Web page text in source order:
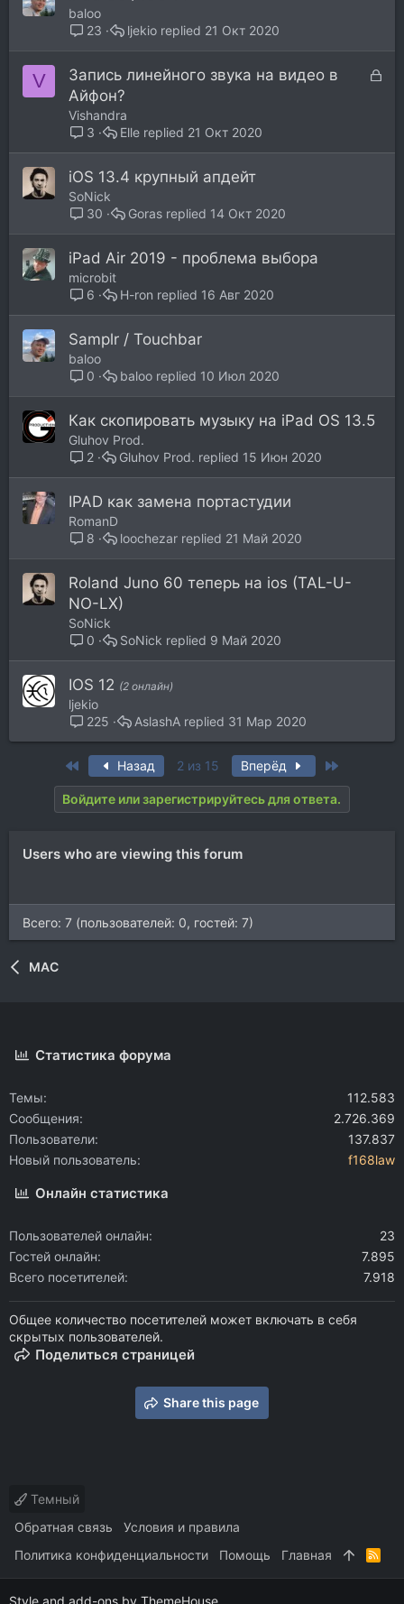
baloo
23
21 Окт 2020
ljekio
V
З
ы
Запись линейного звука на видео в
Айфон?
Vishandra
3
21 Окт 2020
Elle
iOS 13.4 крупный апдейт
SoNick
30
14 Окт 2020
Goras
iPad Air 2019 - проблема выбора
microbit
6
16 Авг 2020
H-ron
Samplr / Touchbar
baloo
0
10 Июл 2020
baloo
Как скопировать музыку на iPad OS 13.5
Gluhov Prod.
2
15 Июн 2020
Gluhov Prod.
IPAD как замена портастудии
RomanD
8
21 Май 2020
loochezar
Roland Juno 60 теперь на ios (TAL-U-
NO-LX)
SoNick
0
9 Май 2020
SoNick
IOS 12 (2 онлайн)
ljekio
225
31 Мар 2020
AslashA
First Назад 2 из 15 Вперёд
Войдите или зарегистрируйтесь для ответа.
Users who are viewing this forum
Всего: 7 (пользователей: 0, гостей: 7)
MAC
Статистика форума
Темы
112.583
Сообщения
2.726.369
Пользователи
137.837
Новый пользователь
f168law
Онлайн статистика
Пользователей онлайн
23
Гостей онлайн
7.895
Всего посетителей
7.918
Общее количество посетителей может включать в себя
скрытых пользователей.
Поделиться страницей
Share this page
Темный
Обратная связь
Условия и правила
Политика конфиденциальности
Помощь Главная
R